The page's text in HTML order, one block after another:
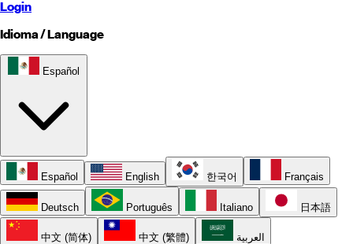
Login
Idioma / Language
Español
Español English 한국어 Français
Deutsch Português Italiano 日本語
中文 (简体) 中文 (繁體) العربية